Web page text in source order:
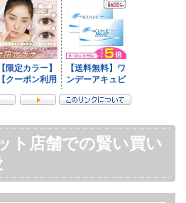
ト店舗での賢い買い